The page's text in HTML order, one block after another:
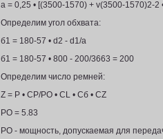
а = 0,25 • [(3500-1570) + v(3500-1570)2-
Определим угол обхвата:
б1 = 180-57 • d2 - d1/а
б1 = 180-57 • 800 - 200/3663 = 200
Определим число ремней:
Z = P • CP/PO • CL • Cб • CZ
PO = 5.83
PO - мощность, допускаемая для